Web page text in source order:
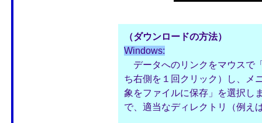
（ダウンロードの方法）
Windows:
データへのリンクをマウスで
ち右側を１回クリック）し、メ
象をファイルに保存」を選択し
で、適当なディレクトリ（例え